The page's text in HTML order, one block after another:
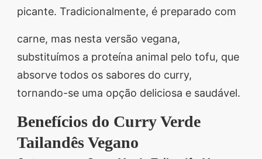
picante. Tradicionalmente, é preparado com
carne, mas nesta versão vegana,
substituímos a proteína animal pelo tofu, que
absorve todos os sabores do curry,
tornando-se uma opção deliciosa e saudável.
Benefícios do Curry Verde
Tailandês Vegano